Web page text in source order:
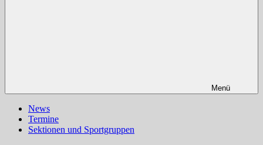
Menü
News
Termine
Sektionen und Sportgruppen